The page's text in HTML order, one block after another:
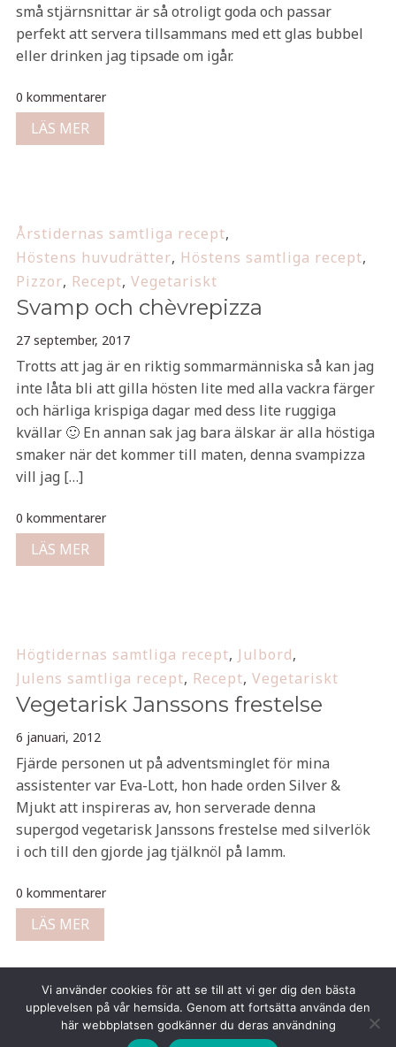
små stjärnsnittar är så otroligt goda och passar
perfekt att servera tillsammans med ett glas bubbel
eller drinken jag tipsade om igår.
0 kommentarer
LÄS MER
Årstidernas samtliga recept,
Höstens huvudrätter, Höstens samtliga recept,
Pizzor, Recept, Vegetariskt
Svamp och chèvrepizza
27 september, 2017
Trotts att jag är en riktig sommarmänniska så kan jag
inte låta bli att gilla hösten lite med alla vackra färger
och härliga krispiga dagar med dess lite ruggiga
kvällar 🙂 En annan sak jag bara älskar är alla höstiga
smaker när det kommer till maten, denna svampizza
vill jag […]
0 kommentarer
LÄS MER
Högtidernas samtliga recept, Julbord,
Julens samtliga recept, Recept, Vegetariskt
Vegetarisk Janssons frestelse
6 januari, 2012
Fjärde personen ut på adventsminglet för mina
assistenter var Eva-Lott, hon hade orden Silver &
Mjukt att inspireras av, hon serverade denna
supergod vegetarisk Janssons frestelse med silverlök
i och till den gjorde jag tjälknöl på lamm.
0 kommentarer
LÄS MER
Copyright © 2026 Tina Gustafsson
Vi använder cookies för att se till att vi ger dig den bästa
upplevelsen på vår hemsida. Genom att fortsätta använda den
här webbplatsen godkänner du deras användning